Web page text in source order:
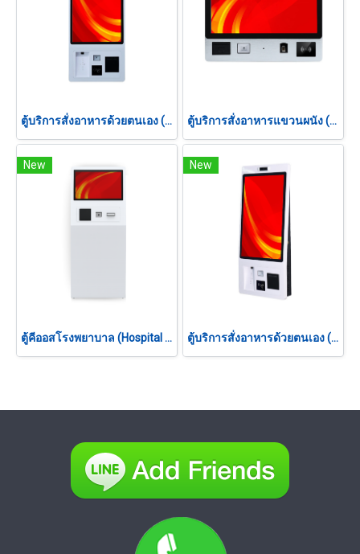
ตู้บริการสั่งอาหารด้วยตนเอง (Self Ordering Kiosk) 32" ตู้บริการสั่งอาหารแขวนผนัง (Self Ordering Kiosk) 21.5"
New
ตู้คีออสโรงพยาบาล (Hospital Kiosk) 21.5"
New
ตู้บริการสั่งอาหารด้วยตนเอง (Self Ordering Kiosk) 27"